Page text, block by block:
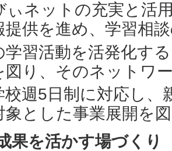
ぃネットの充実と活
提供を進め、学習相
学習活動を活発化す
図り、そのネットワ
校週5日制に対応し、
象とした事業展開を
果を活かす場づくり